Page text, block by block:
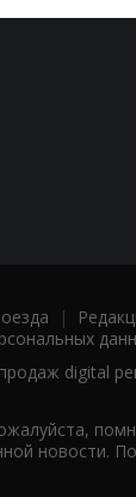
|
digital
новости.